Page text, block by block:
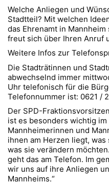
Welche Anliegen und
Stadtteil? Mit welchen
das Ehrenamt in
freut sich über Ihren Anruf
Weitere Infos zur
Die Stadträtinnen und
abwechselnd immer
Uhr telefonisch für die
Telefonnummer ist: 0621 /
Der SPD-
ist es besonders wichtig
Mannheimerinnen und
ihnen am Herzen liegt,
was sie verändern
geht das am Telefon. Im
wir uns auf ihre Anliegen
Mannheims.“